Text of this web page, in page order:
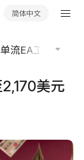
简体中文
流EA工具库
美元